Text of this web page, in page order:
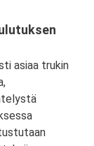
asiaa trukin